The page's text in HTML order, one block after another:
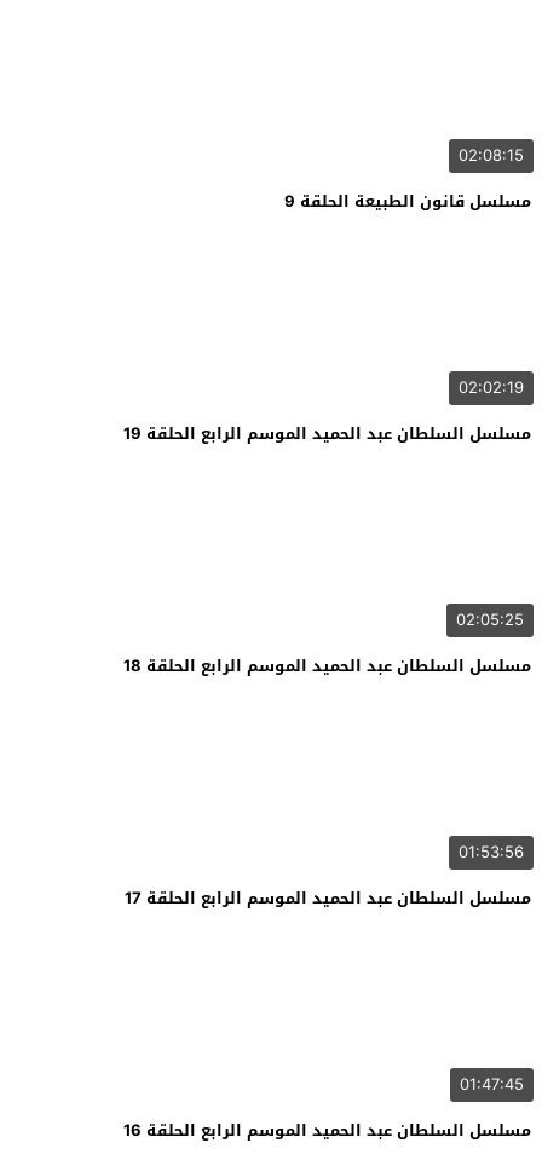
02:08:15
مسلسل قانون الطبيعة الحلقة 9
02:02:19
مسلسل السلطان عبد الحميد الموسم الرابع الحلقة 19
02:05:25
مسلسل السلطان عبد الحميد الموسم الرابع الحلقة 18
01:53:56
مسلسل السلطان عبد الحميد الموسم الرابع الحلقة 17
01:47:45
مسلسل السلطان عبد الحميد الموسم الرابع الحلقة 16